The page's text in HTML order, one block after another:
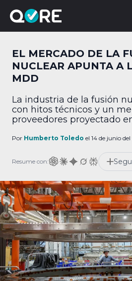
EL MERCADO DE LA
NUCLEAR APUNTA A
MDD
La industria de la fusión
con hitos técnicos y un
proveedores proyectado
Por Humberto Toledo el 14 de junio
Resume con: